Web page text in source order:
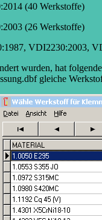
(40 Werkstoffe)
(26 Werkstoffe)
VDI2230:2003,
wurden, hat
gleiche